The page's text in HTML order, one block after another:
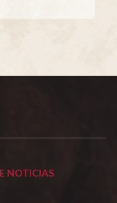
NOTICIAS